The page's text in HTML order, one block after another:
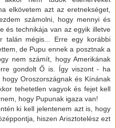
elkövetem azt az eretnekséget,
számolni, hogy mennyi és
és technikája van az egyik illetve
talán mégis... Erre egy korábbi
de Pupu ennek a posztnak a
nem számít, hogy Amerikának
gondolt Ő is. Így viszont - ha
Oroszországnak és Kínának
tehetetlen vagyok és fejet kell
hogy Pupunak igaza van!
ki kell jelentenem azt is, hogy
hiszen Arisztotelész ezt